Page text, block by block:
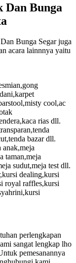
Dan Bunga
Bunga Segar juga
acara lainnnya yaitu
cool,ac
rias dll.
bazar dll.
anak,meja
taman,meja
sudut,meja test dll.
dealing,kursi
royal raffles,kursi
perlengkapan
sangat lengkap lho
pemesanannya